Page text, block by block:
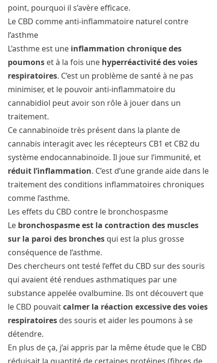
point, pourquoi il s’avère efficace.
Le CBD comme anti-inflammatoire naturel contre
l’asthme
L’asthme est une inflammation chronique des
poumons et à la fois une hyperréactivité des voies
respiratoires. C’est un problème de santé à ne pas
minimiser, et le pouvoir anti-inflammatoire du
cannabidiol peut avoir son rôle à jouer dans un
traitement.
Ce cannabinoïde très présent dans la plante de
cannabis interagit avec les récepteurs CB1 et CB2 du
système endocannabinoïde. Il joue sur l’immunité, et
réduit l’inflammation. C’est d’une grande aide dans le
traitement des conditions inflammatoires chroniques
comme l’asthme.
Les effets du CBD contre le bronchospasme
Le bronchospasme est la contraction des muscles
sur la paroi des bronches qui est la plus grosse
conséquence de l’asthme.
Des chercheurs ont testé l’effet du CBD sur des souris
qui avaient été rendues asthmatiques par une
substance appelée ovalbumine. Ils ont découvert que
le CBD pouvaitcalmer la réaction excessivedes voies
respiratoires des souris et aider les poumons à se
détendre.
En plus de ça, j’ai appris par la même étude que le CBD